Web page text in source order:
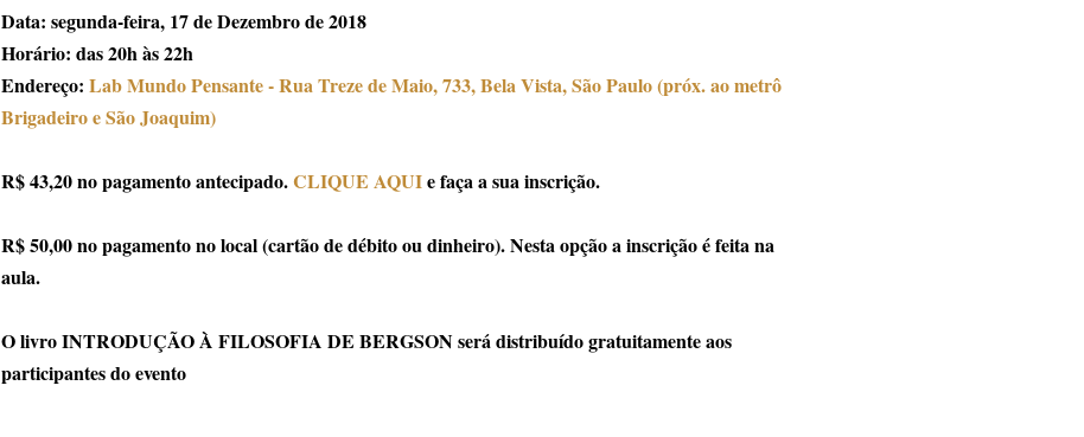
Data: segunda-feira, 17 de Dezembro de 2018
Horário: das 20h às 22h
Endereço: Lab Mundo Pensante - Rua Treze de Maio, 733, Bela Vista, São Paulo (próx. ao metrô
Brigadeiro e São Joaquim)
R$ 43,20 no pagamento antecipado.CLIQUE AQUIe faça a sua inscrição.
R$ 50,00 no pagamento no local (cartão de débito ou dinheiro). Nesta opção a inscrição é feita na
aula.
O livro INTRODUÇÃO À FILOSOFIA DE BERGSON será distribuído gratuitamente aos
participantes do evento